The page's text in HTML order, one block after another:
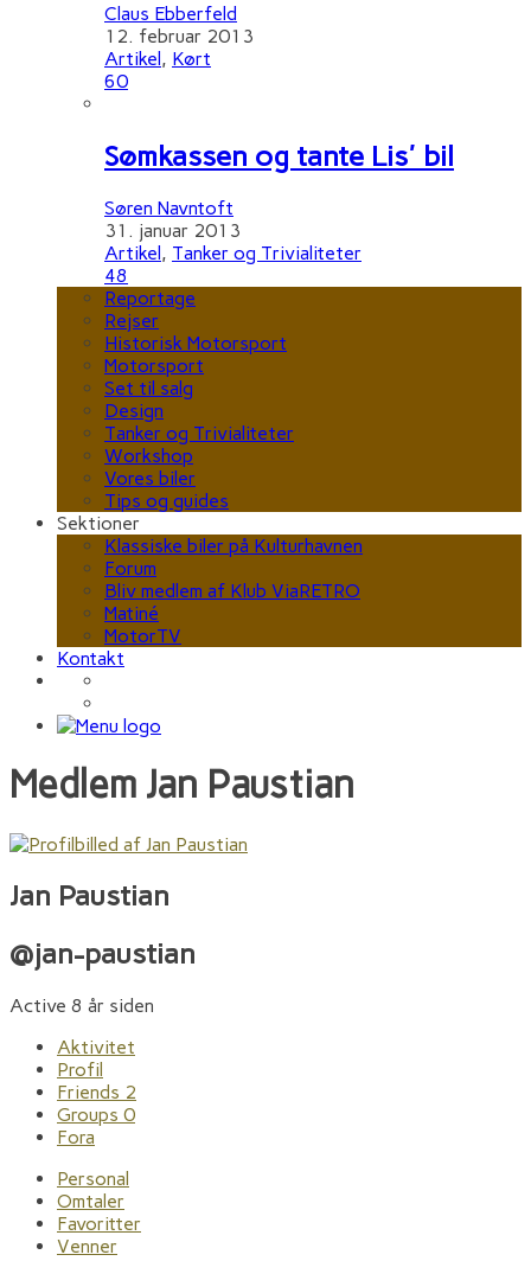
Claus Ebberfeld
12. februar 2013
Artikel, Kørt
60
Sømkassen og tante Lis' bil
Søren Navntoft
31. januar 2013
Artikel, Tanker og Trivialiteter
48
Reportage
Rejser
Historisk Motorsport
Motorsport
Set til salg
Design
Tanker og Trivialiteter
Workshop
Vores biler
Tips og guides
Sektioner
Klassiske biler på Kulturhavnen
Forum
Bliv medlem af Klub ViaRETRO
Matiné
MotorTV
Kontakt
Medlem Jan Paustian
Jan Paustian
@jan-paustian
Active 8 år siden
Aktivitet
Profil
Friends 2
Groups 0
Fora
Personal
Omtaler
Favoritter
Venner